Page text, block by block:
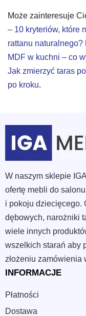
Może zainteresuje
– 10 kryteriów, które
rattanu
MDF w kuchni – co
Jak zmierzyć taras
po kroku.
W naszym sklepie
ofertę mebli do
i pokoju dziecięcego.
dębowych, narożniki
wiele innych
wszelkich starań aby
złożeniu zamówienia
INFORMACJE
Płatności
Dostawa